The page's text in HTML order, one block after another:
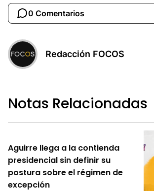
0 Comentarios
Redacción FOCOS
Notas Relacionadas
Aguirre llega a la contienda
presidencial sin definir su
postura sobre el régimen de
excepción